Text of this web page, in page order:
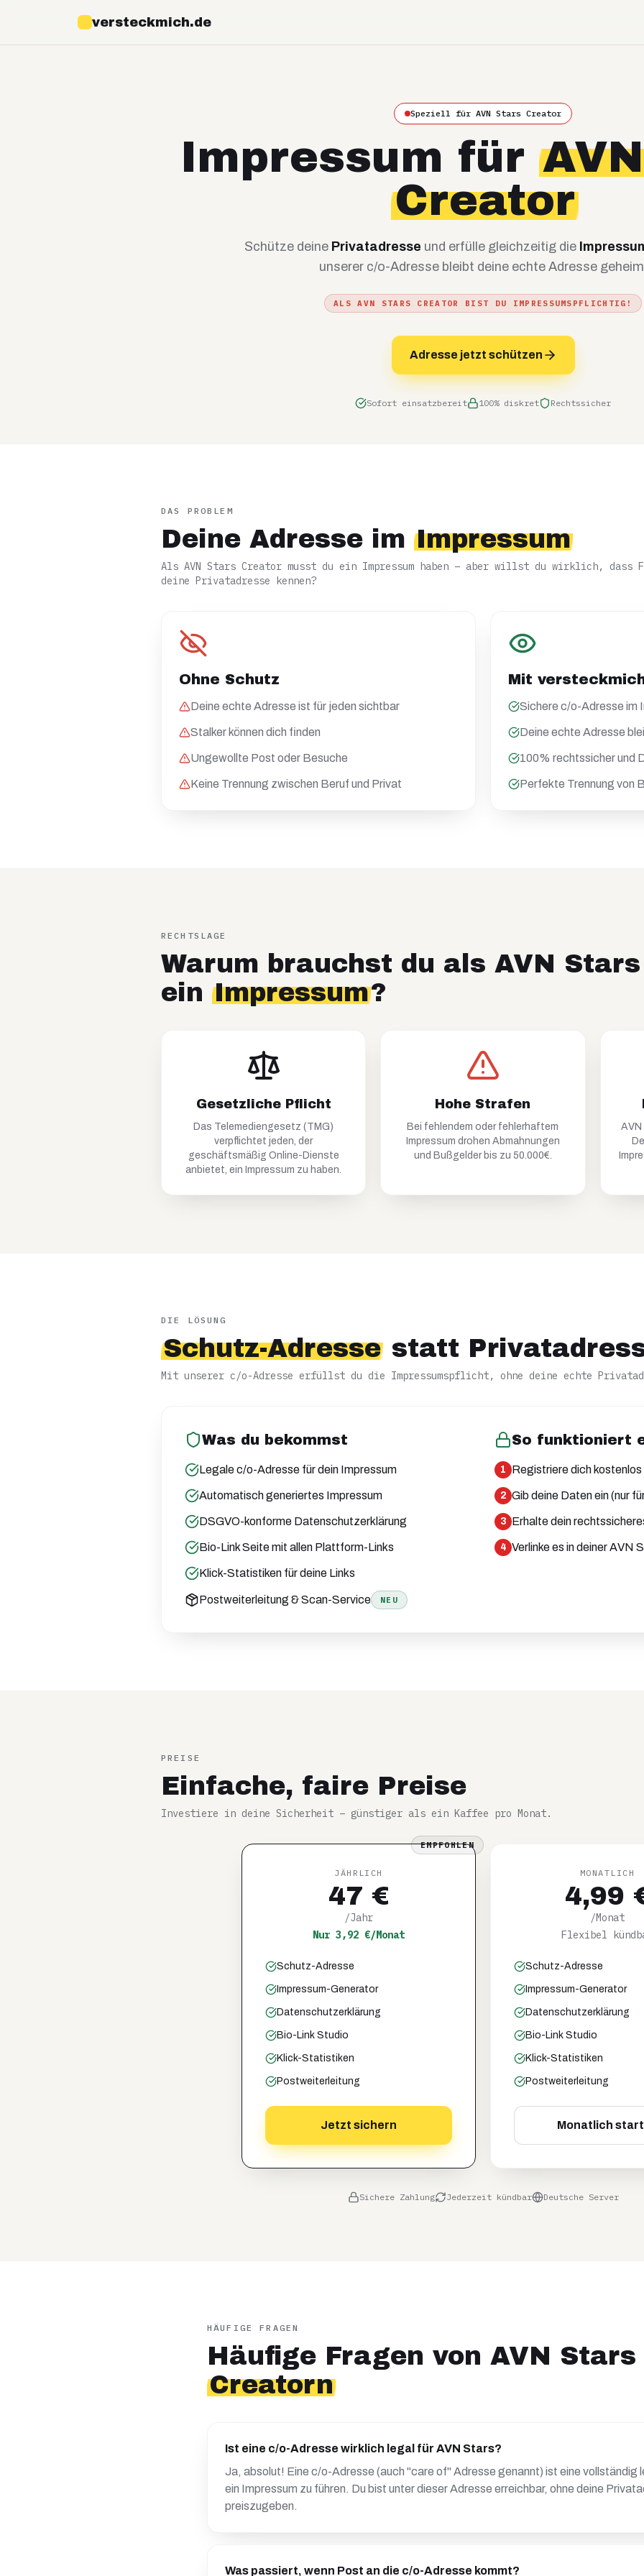
versteckmich.de
Speziell für AVN Stars Creator
Impressum für
Creator
Schütze deine Privatadresse und erfülle gleichzeitig die
unserer c/o-Adresse bleibt deine echte Adresse
ALSAVN STARS CREATOR BIST DU IMPRESSUMSPFLICHTIG!
Adresse jetzt schützen
Sofort einsatzbereit 100% diskret Rechtssicher
DAS PROBLEM
Deine Adresse im Impressum
Als AVN Stars Creator musst du ein Impressum haben – aber willst du wirklich, dass
deine Privatadresse kennen?
Ohne Schutz
Deine echte Adresse ist für jeden sichtbar
Stalker können dich finden
Ungewollte Post oder Besuche
Keine Trennung zwischen Beruf und Privat
Mit
Sichere c/o-Adresse im
Deine echte Adresse
100% rechtssicher und
Perfekte Trennung von
RECHTSLAGE
Warum brauchst du als AVN Stars
ein Impressum?
Gesetzliche Pflicht
Das Telemediengesetz (TMG)
verpflichtet jeden, der
geschäftsmäßig Online-Dienste
anbietet, ein Impressum zu haben.
Hohe Strafen
Bei fehlendem oder fehlerhaftem
Impressum drohen Abmahnungen
und Bußgelder bis zu 50.000€.
DIE LÖSUNG
Schutz-Adressestatt
Mit unserer c/o-Adresse erfüllst du die Impressumspflicht, ohne deine echte
Was du bekommst
Legale c/o-Adresse für dein Impressum
Automatisch generiertes Impressum
DSGVO-konforme Datenschutzerklärung
Bio-Link Seite mit allen Plattform-Links
Klick-Statistiken für deine Links
Postweiterleitung & Scan-Service NEU
So funktioniert
1 Registriere dich kostenlos
2 Gib deine Daten ein (nur
3 Erhalte dein
4 Verlinke es in deiner AVN
PREISE
Einfache, faire Preise
Investiere in deine Sicherheit – günstiger als ein Kaffee pro Monat.
EMPFOHLEN
JÄHRLICH
47 €
/Jahr
Nur 3,92 €/Monat
Schutz-Adresse
Impressum-Generator
Datenschutzerklärung
Bio-Link Studio
Klick-Statistiken
Postweiterleitung
Jetzt sichern
MONATLICH
4,99
/Monat
Flexibel
Schutz-Adresse
Impressum-Generator
Datenschutzerklärung
Bio-Link Studio
Klick-Statistiken
Postweiterleitung
Monatlich
Sichere Zahlung Jederzeit kündbar Deutsche Server
HÄUFIGE FRAGEN
Häufige Fragen von AVN Stars
Creatorn
Ist eine c/o-Adresse wirklich legal für AVN Stars?
Ja, absolut! Eine c/o-Adresse (auch "care of" Adresse genannt) ist eine vollständig
ein Impressum zu führen. Du bist unter dieser Adresse erreichbar, ohne deine
preiszugeben.
Was passiert, wenn Post an die c/o-Adresse kommt?